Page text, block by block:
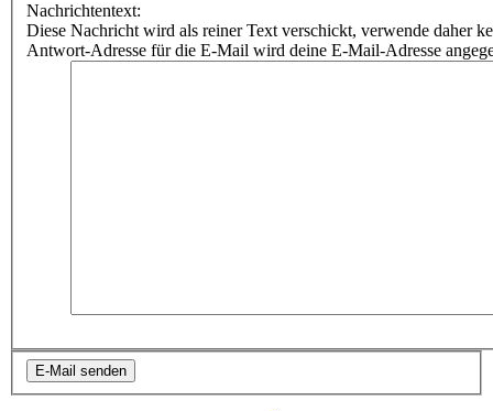
Nachrichtentext:
Diese Nachricht wird als reiner Text verschickt, verwende daher
Antwort-Adresse für die E-Mail wird deine E-Mail-Adresse